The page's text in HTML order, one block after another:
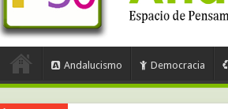
Andalucismo Democracia